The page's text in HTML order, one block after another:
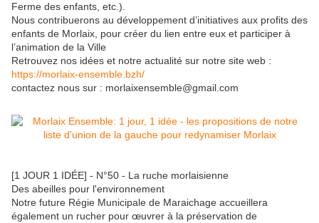
Ferme des enfants, etc.).
Nous contribuerons au développement d’initiatives aux profits des
enfants de Morlaix, pour créer du lien entre eux et participer à
l’animation de la Ville
Retrouvez nos idées et notre actualité sur notre site web :
https://morlaix-ensemble.bzh/
contactez nous sur : morlaixensemble@gmail.com
[1 JOUR 1 IDÉE] - N°50 - La ruche morlaisienne
Des abeilles pour l'environnement
Notre future Régie Municipale de Maraichage accueillera
également un rucher pour œuvrer à la préservation de